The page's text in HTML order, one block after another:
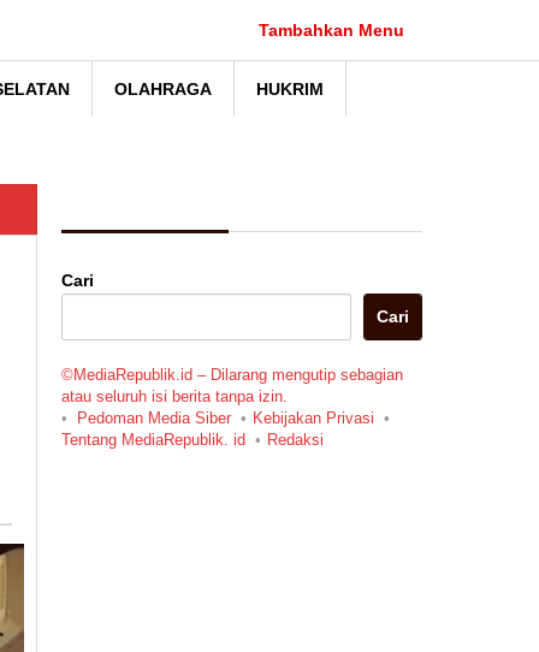
Tambahkan Menu
OLAHRAGA HUKRIM
Cari
Cari
©MediaRepublik.id – Dilarang mengutip sebagian
atau seluruh isi berita tanpa izin.
Pedoman Media Siber
Kebijakan Privasi
Tentang MediaRepublik. id
Redaksi